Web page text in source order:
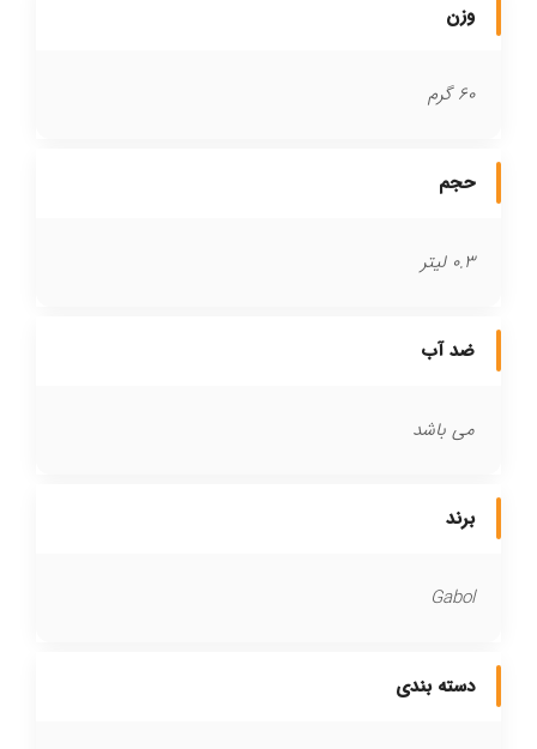
وزن
60 گرم
حجم
0.3 لیتر
ضد آب
می باشد
برند
Gabol
دسته بندی